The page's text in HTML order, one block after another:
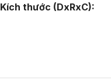
Kích thước (DxRxC):